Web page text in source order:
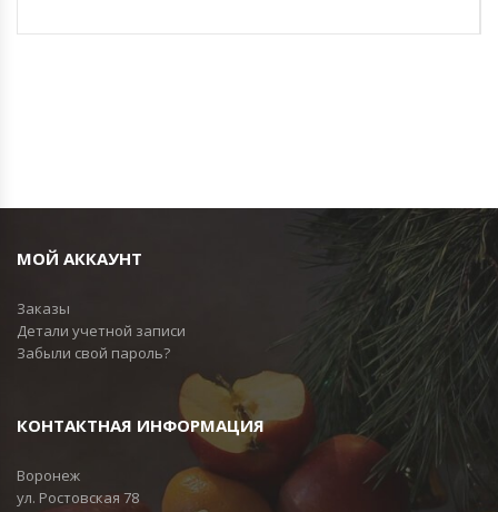
МОЙ АККАУНТ
Заказы
Детали учетной записи
Забыли свой пароль?
КОНТАКТНАЯ ИНФОРМАЦИЯ
Воронеж
ул. Ростовская 78